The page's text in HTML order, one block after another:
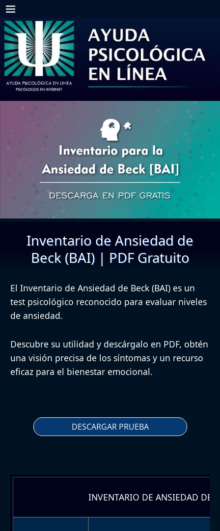
Inventario de Ansiedad de
Beck (BAI) | PDF Gratuito
El Inventario de Ansiedad de Beck (BAI) es un
test psicológico reconocido para evaluar niveles
de ansiedad.
Descubre su utilidad y descárgalo en PDF, obtén
una visión precisa de los síntomas y un recurso
eficaz para el bienestar emocional.
DESCARGAR PRUEBA
INVENTARIO DE ANSIEDAD DE